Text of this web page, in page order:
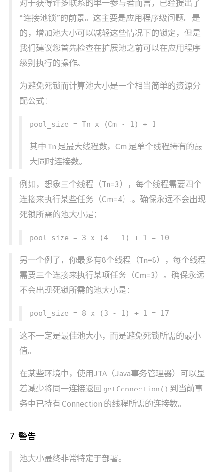
对于获得许多联系的单一参与者而言，已经提出了
“连接池锁”的前景。这主要是应用程序级问题。是
的，增加池大小可以减轻这些情况下的锁定，但是
我们建议您首先检查在扩展池之前可以在应用程序
级别执行的操作。
为避免死锁而计算池大小是一个相当简单的资源分
配公式：
pool_size = Tn x (Cm - 1) + 1
其中 Tn 是最大线程数，Cm 是单个线程持有的最
大同时连接数。
例如，想象三个线程（Tn=3），每个线程需要四个
连接来执行某些任务（Cm=4）.。确保永远不会出现
死锁所需的池大小是：
pool_size = 3 x (4 - 1) + 1 = 10
另一个例子，你最多有8个线程（Tn=8），每个线程
需要三个连接来执行某项任务（Cm=3）。确保永远
不会出现死锁所需的池大小是：
pool_size = 8 x (3 - 1) + 1 = 17
这不一定是最佳池大小，而是避免死锁所需的最小
值。
在某些环境中，使用JTA（Java事务管理器）可以显
着减少将同一连接返回 getConnection() 到当前事
务中已持有 Connection 的线程所需的连接数。
7. 警告
池大小最终非常特定于部署。